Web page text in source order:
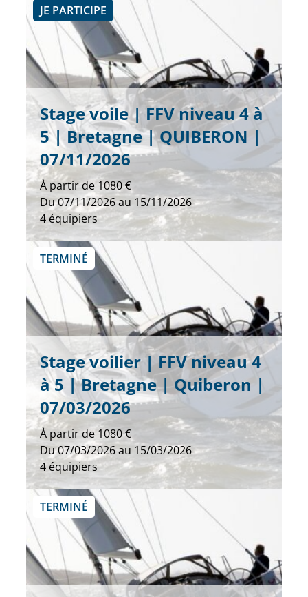
JE PARTICIPE
Stage voile | FFV niveau 4 à
5 | Bretagne | QUIBERON |
07/11/2026
À partir de 1080 €
Du07/11/2026au 15/11/2026
4équipiers
TERMINÉ
Stage voilier | FFV niveau 4
à 5 | Bretagne | Quiberon |
07/03/2026
À partir de 1080 €
Du07/03/2026au 15/03/2026
4équipiers
TERMINÉ